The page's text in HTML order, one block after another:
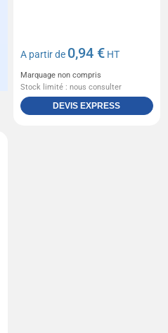
A partir de 0,94 € HT
Marquage non compris
Stock limité : nous consulter
DEVIS EXPRESS